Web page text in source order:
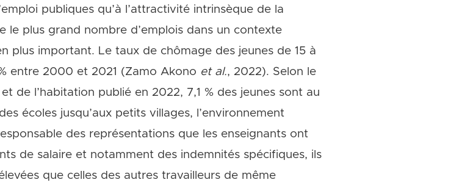
publiques qu’à l’attractivité intrinsèque de la
le plus grand nombre d’emplois dans un contexte
plus important. Le taux de chômage des jeunes de 15 à
entre 2000 et 2021 (Zamo Akono et al., 2022). Selon le
de l’habitation publié en 2022, 7,1 % des jeunes sont au
écoles jusqu’aux petits villages, l’environnement
des représentations que les enseignants ont
de salaire et notamment des indemnités spécifiques, ils
que celles des autres travailleurs de même